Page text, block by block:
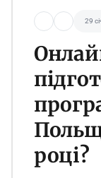
29
році?